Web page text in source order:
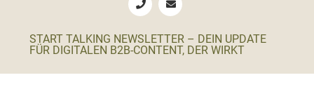
B2B-
Social
START TALKING NEWSLETTER – DEIN UPDATE
FÜR DIGITALEN B2B-CONTENT, DER WIRKT